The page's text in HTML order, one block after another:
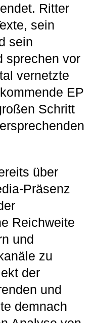
Ritter
sein
sein
sprechen vor
vernetzte
EP
Schritt
über
Präsenz
Reichweite
und
zu
der
und
demnach